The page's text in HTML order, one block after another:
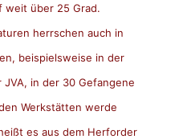
weit über 25 Grad.
herrschen auch in
beispielsweise in der
in der 30 Gefangene
Werkstätten werde
es aus dem Herforder